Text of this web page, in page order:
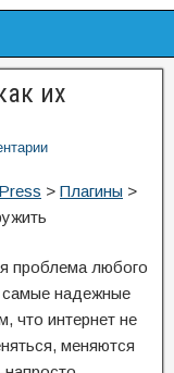
их
> Плагины >
проблема любого
самые надежные
что интернет не
меняются